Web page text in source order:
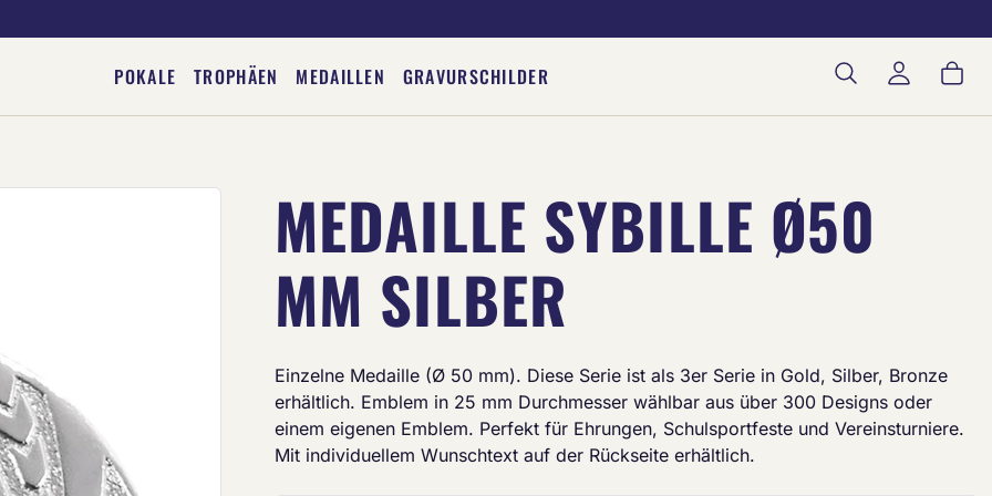
POKALE TROPHÄEN MEDAILLEN GRAVURSCHILDER
MEDAILLE SYBILLE Ø50
MM SILBER
Deine Gravur
Einzelne Medaille (Ø 50 mm). Diese Serie ist als 3er Serie in Gold, Silber, Bronze
erhältlich. Emblem in 25 mm Durchmesser wählbar aus über 300 Designs oder
einem eigenen Emblem. Perfekt für Ehrungen, Schulsportfeste und Vereinsturniere.
Mit individuellem Wunschtext auf der Rückseite erhältlich.